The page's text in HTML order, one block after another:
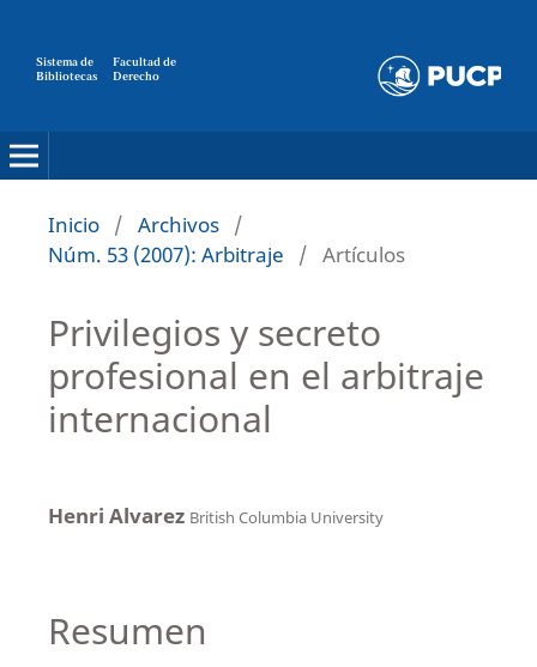
Sistema de
Bibliotecas
Facultad de
Derecho
Inicio / Archivos /
Núm. 53 (2007): Arbitraje
/ Artículos
Privilegios y secreto
profesional en el arbitraje
internacional
Henri Alvarez British Columbia University
Resumen